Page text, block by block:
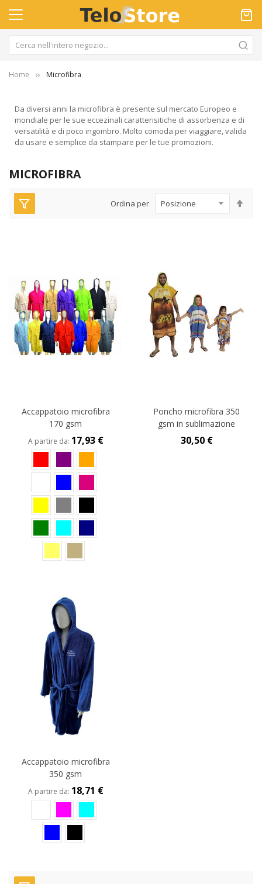
Home Microfibra
Da diversi anni la microfibra è presente sul mercato Europeo e
mondiale per le sue eccezinali caratterisitiche di assorbenza e di
versatilità e di poco ingombro. Molto comoda per viaggiare, valida
da usare e semplice da stampare per le tue promozioni.
MICROFIBRA
Ordina per
Accappatoio microfibra
170 gsm
A partire da 17,93 €
Poncho microfibra 350
gsm in sublimazione
30,50 €
Accappatoio microfibra
350 gsm
A partire da 18,71 €